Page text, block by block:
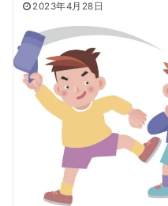
2023年4月28日